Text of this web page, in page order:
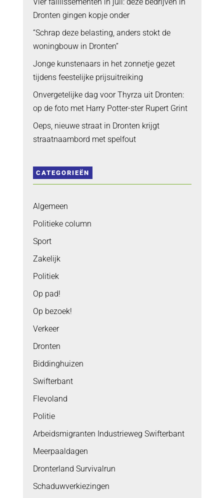
Dronten gingen kopje onder
“Schrap deze belasting, anders stokt de
woningbouw in Dronten”
Jonge kunstenaars in het zonnetje gezet
tijdens feestelijke prijsuitreiking
Onvergetelijke dag voor Thyrza uit Dronten:
op de foto met Harry Potter-ster Rupert Grint
Oeps, nieuwe straat in Dronten krijgt
straatnaambord met spelfout
CATEGORIEËN
Algemeen
Politieke column
Sport
Zakelijk
Politiek
Op pad!
Op bezoek!
Verkeer
Dronten
Biddinghuizen
Swifterbant
Flevoland
Politie
Arbeidsmigranten Industrieweg Swifterbant
Meerpaaldagen
Dronterland Survivalrun
Schaduwverkiezingen